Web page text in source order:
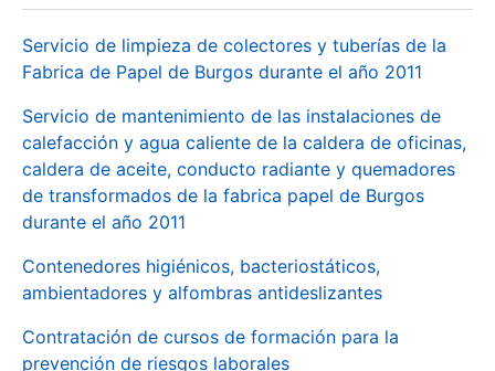
Servicio de limpieza de colectores y tuberías de la
Fabrica de Papel de Burgos durante el año 2011
Servicio de mantenimiento de las instalaciones de
calefacción y agua caliente de la caldera de oficinas,
caldera de aceite, conducto radiante y quemadores
de transformados de la fabrica papel de Burgos
durante el año 2011
Contenedores higiénicos, bacteriostáticos,
ambientadores y alfombras antideslizantes
Contratación de cursos de formación para la
prevención de riesgos laborales